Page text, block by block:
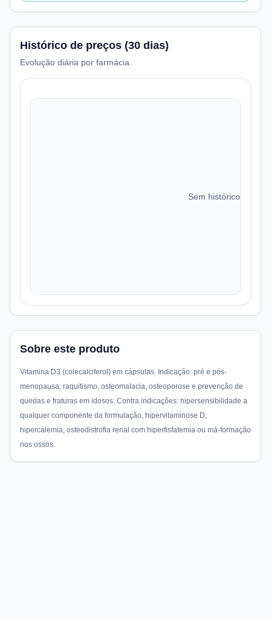
Histórico de preços (30 dias)
Evolução diária por farmácia.
Sem histórico de
Sobre este produto
Vitamina D3 (colecalciferol) em cápsulas. Indicação: pré e pós-
menopausa, raquitismo, osteomalacia, osteoporose e prevenção de
quedas e fraturas em idosos. Contra indicações: hipersensibilidade a
qualquer componente da formulação, hipervitaminose D,
hipercalemia, osteodistrofia renal com hiperfisfatemia ou má-formação
nos ossos.